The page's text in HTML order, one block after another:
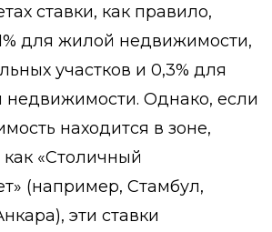
ставки, как правило,
для жилой недвижимости,
участков и 0,3% для
недвижимости. Однако, если
находится в зоне,
«Столичный
(например, Стамбул,
эти ставки